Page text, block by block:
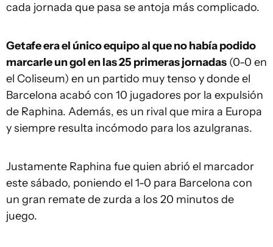
cada jornada que pasa se antoja más complicado.
Getafe era el único equipo al que no había podido
marcarle un gol en las 25 primeras jornadas (0-0 en
el Coliseum) en un partido muy tenso y donde el
Barcelona acabó con 10 jugadores por la expulsión
de Raphina. Además, es un rival que mira a Europa
y siempre resulta incómodo para los azulgranas.
Justamente Raphina fue quien abrió el marcador
este sábado, poniendo el 1-0 para Barcelona con
un gran remate de zurda a los 20 minutos de
juego.